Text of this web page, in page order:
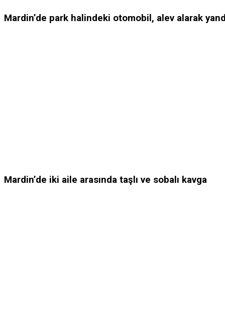
Mardin’de park halindeki otomobil, alev alarak
Mardin’de iki aile arasında taşlı ve sobalı kavga